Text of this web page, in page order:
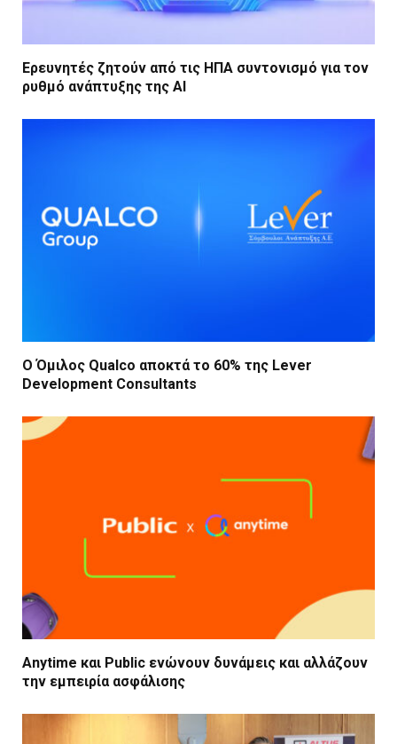
Ερευνητές ζητούν από τις ΗΠΑ συντονισμό για τον
ρυθμό ανάπτυξης της AI
Ο Όμιλος Qualco αποκτά το 60% της Lever
Development Consultants
Anytime και Public ενώνουν δυνάμεις και αλλάζουν
την εμπειρία ασφάλισης